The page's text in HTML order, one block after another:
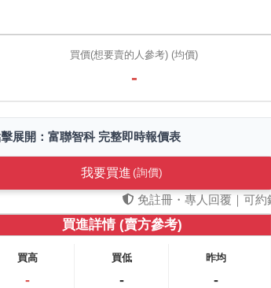
買價(想要賣的人參考) (均價)
-
展開：富聯智科 完整即時報價表
我要買進 (詢價)
免註冊・專人回覆｜可
買進詳情 (賣方參考)
買高
-
買低
-
昨均
-